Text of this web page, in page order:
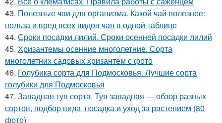
43. Полезные чаи для организма. Какой чай полезнее:
польза и вред всех видов чая в одной таблице
44. Сроки посадки лилий. Сроки осенней посадки лилий
45. Хризантемы осенние многолетние. Сорта
многолетних садовых хризантем с фото
46. Голубика сорта для Подмосковья. Лучшие сорта
голубики для Подмосковья
47. Западная туя сорта. Туя западная — обзор разных
сортов, подбор вида, посадка и уход за растением (80
фото)